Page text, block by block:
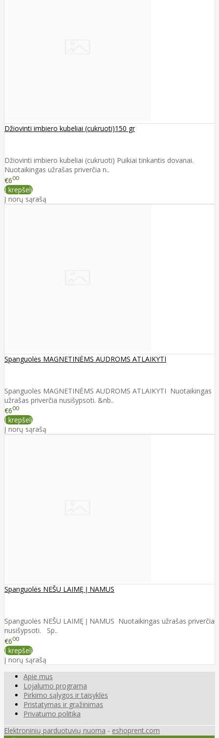
Džiovinti imbiero kubeliai (cukruoti)150 gr
Džiovinti imbiero kubeliai (cukruoti) Puikiai tinkantis dovanai.
Nuotaikingas užrašas priverčia n..
€600
Į krepšelį
Į norų sąrašą
Spanguolės MAGNETINĖMS AUDROMS ATLAIKYTI
Spanguolės MAGNETINĖMS AUDROMS ATLAIKYTI Nuotaikingas
užrašas priverčia nusišypsoti. &nb..
€600
Į krepšelį
Į norų sąrašą
Spanguolės NEŠU LAIMĘ Į NAMUS
Spanguolės NEŠU LAIMĘ Į NAMUS Nuotaikingas užrašas priverčia
nusišypsoti. Sp..
€600
Į krepšelį
Į norų sąrašą
Apie mus
Lojalumo programa
Pirkimo sąlygos ir taisyklės
Pristatymas ir grąžinimas
Privatumo politika
Elektroninių parduotuvių nuoma - eshoprent.com